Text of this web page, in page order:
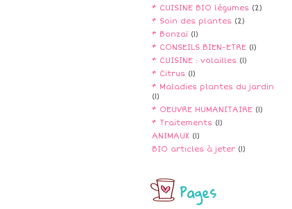
* CUISINE BIO légumes (2)
* Soin des plantes (2)
* Bonzaï (1)
* CONSEILS BIEN-ETRE (1)
* CUISINE : volailles (1)
* Citrus (1)
* Maladies plantes du jardin
(1)
* OEUVRE HUMANITAIRE (1)
* Traitements (1)
ANIMAUX (1)
BIO articles à jeter (1)
Pages